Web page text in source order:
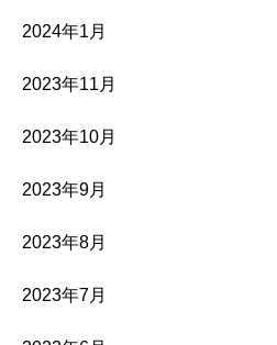
2024年1月
2023年11月
2023年10月
2023年9月
2023年8月
2023年7月